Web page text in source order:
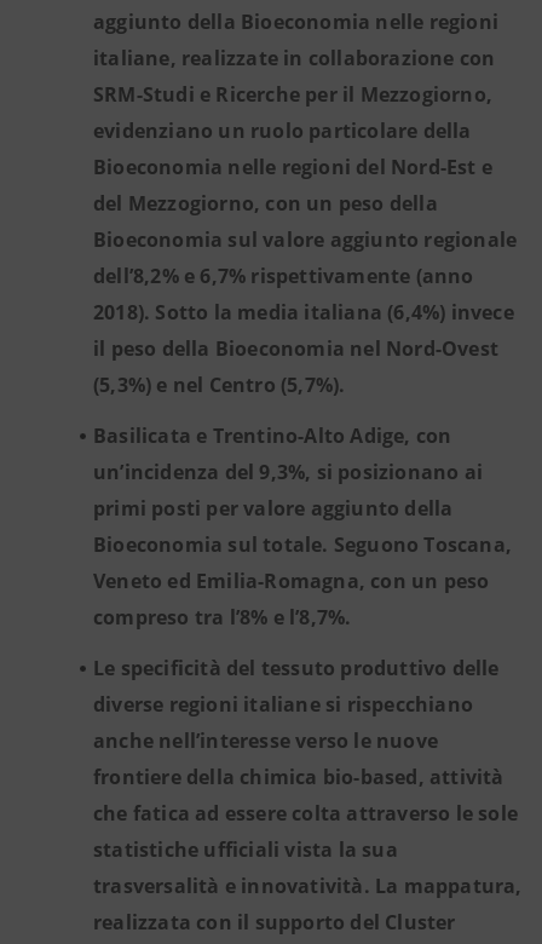
aggiunto della Bioeconomia nelle regioni
italiane, realizzate in collaborazione con
SRM-Studi e Ricerche per il Mezzogiorno,
evidenziano un ruolo particolare della
Bioeconomia nelle regioni del Nord-Est e
del Mezzogiorno, con un peso della
Bioeconomia sul valore aggiunto regionale
dell’8,2% e 6,7% rispettivamente (anno
2018). Sotto la media italiana (6,4%) invece
il peso della Bioeconomia nel Nord-Ovest
(5,3%) e nel Centro (5,7%).
Basilicata e Trentino-Alto Adige, con
un’incidenza del 9,3%, si posizionano ai
primi posti per valore aggiunto della
Bioeconomia sul totale. Seguono Toscana,
Veneto ed Emilia-Romagna, con un peso
compreso tra l’8% e l’8,7%.
Le specificità del tessuto produttivo delle
diverse regioni italiane si rispecchiano
anche nell’interesse verso le nuove
frontiere della chimica bio-based, attività
che fatica ad essere colta attraverso le sole
statistiche ufficiali vista la sua
trasversalità e innovatività. La mappatura,
realizzata con il supporto del Cluster